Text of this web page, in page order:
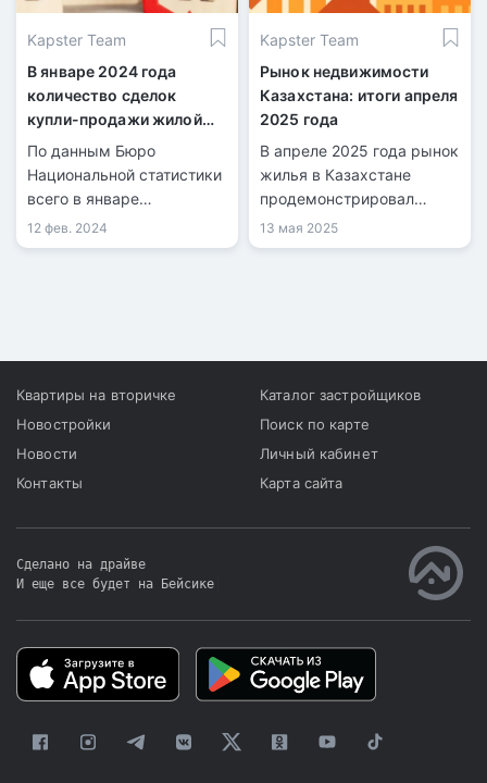
Kapster Team
В январе 2024 года
количество сделок
купли-продажи жилой
недвижимости
уменьшилось на 16,1%
По данным Бюро
Национальной статистики
всего в январе
количество
зарегистрированных
25 645 по квартирам в
многоквартирных домах.
12 фев. 2024
Kapster Team
Рынок недвижимости
Казахстана: итоги апреля
2025 года
В апреле 2025 года рынок
жилья в Казахстане
продемонстрировал
ускорение ценовой
динамики по сравнению с
на первичном и
вторичном рынках, а
также в секторе аренды.
13 мая 2025
Квартиры на вторичке
Новостройки
Новости
Контакты
Каталог застройщиков
Поиск по карте
Личный кабинет
Карта сайта
Сделано на драйве
И еще все будет на Бейсике